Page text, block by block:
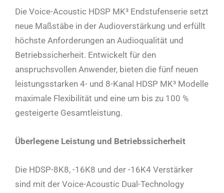
Die Voice-Acoustic HDSP MK³ Endstufenserie setzt
neue Maßstäbe in der Audioverstärkung und erfüllt
höchste Anforderungen an Audioqualität und
Betriebssicherheit. Entwickelt für den
anspruchsvollen Anwender, bieten die fünf neuen
leistungsstarken 4- und 8-Kanal HDSP MK³ Modelle
maximale Flexibilität und eine um bis zu 100 %
gesteigerte Gesamtleistung.
Überlegene Leistung und Betriebssicherheit
Die HDSP-8K8, -16K8 und der -16K4 Verstärker
sind mit der Voice-Acoustic Dual-Technology